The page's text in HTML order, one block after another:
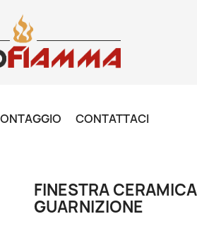
CONTATTACI
FINESTRA
GUARNIZIONE